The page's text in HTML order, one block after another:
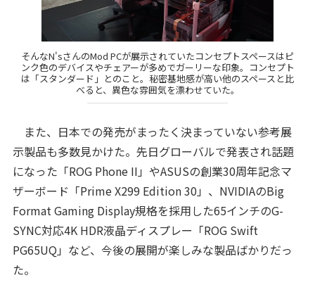
そんなN'sさんのMod PCが展示されていたコンセプトスペースはピ
ンク色のデバイスやチェアーが多めでガーリーな印象。コンセプト
は「スタンダード」とのこと。秘密基地感が高い他のスペースと比
べると、異色な雰囲気を漂わせていた。
また、日本での発売がまったく決まっていない参考展
示製品も多数見かけた。先日グローバルで発表され話題
になった「ROG Phone II」やASUSの創業30周年記念マ
ザーボード「Prime X299 Edition 30」、NVIDIAのBig
Format Gaming Display規格を採用した65インチのG-
SYNC対応4K HDR液晶ディスプレー「ROG Swift
PG65UQ」など、今後の展開が楽しみな製品ばかりだっ
た。